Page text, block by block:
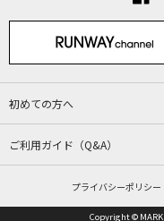
初めての方へ
ご利用ガイド（Q&A）
プライバシーポリシー
Copyright © MARK